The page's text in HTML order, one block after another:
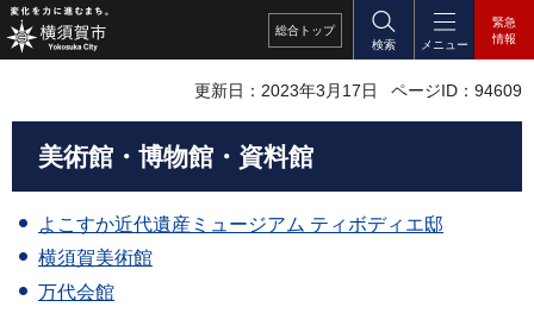
総合 トップ
検索
メニュー
緊急
情報
更新日：2023年3月17日 ページID：94609
美術館・博物館・資料館
よこすか近代遺産ミュージアム ティボディエ邸
横須賀美術館
万代会館